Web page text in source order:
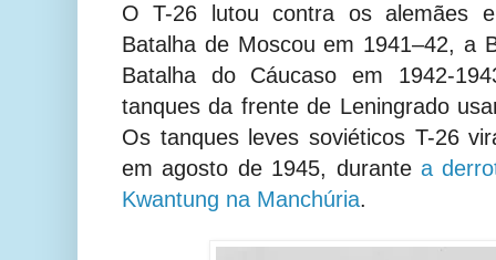
O T-26 lutou contra os alemães
Batalha de Moscou em 1941–42, a
Batalha do Cáucaso em 1942-
tanques da frente de Leningrado
Os tanques leves soviéticos T-26
em agosto de 1945, durante a
Kwantung na Manchúria.